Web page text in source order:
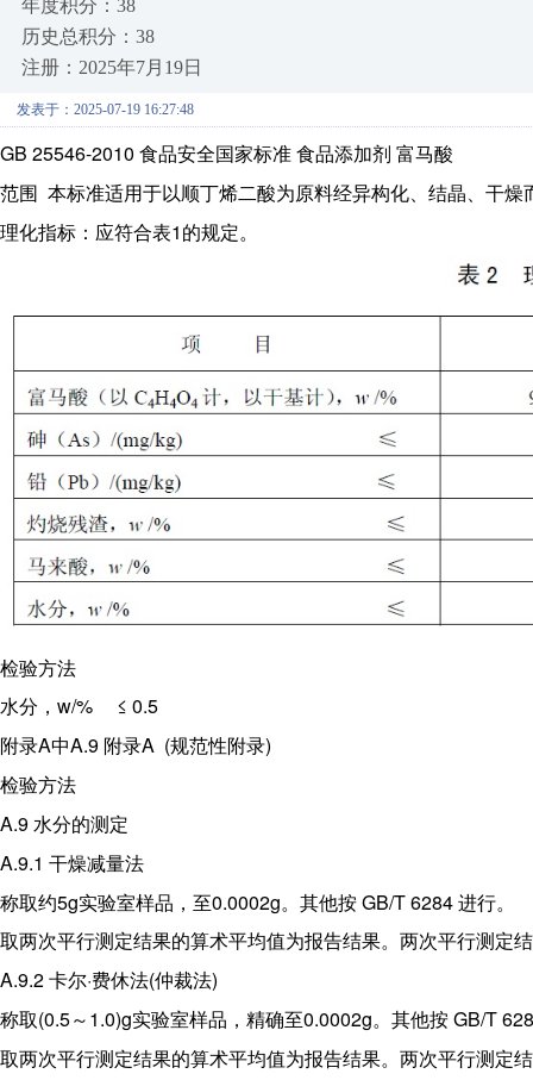
年度积分：38
历史总积分：38
注册：2025年7月19日
发表于：2025-07-19 16:27:48
GB 25546-2010 食品安全国家标准 食品添加剂 富马酸
范围 本标准适用于以顺丁烯二酸为原料经异构化、结晶、干
理化指标：应符合表1的规定。
检验方法
水分，w/% ≤ 0.5
附录A中A.9 附录A (规范性附录)
检验方法
A.9 水分的测定
A.9.1 干燥减量法
称取约5g实验室样品，至0.0002g。其他按 GB/T 6284 进行。
取两次平行测定结果的算术平均值为报告结果。两次平行测定
A.9.2 卡尔·费休法(仲裁法)
称取(0.5～1.0)g实验室样品，精确至0.0002g。其他按 GB/T
取两次平行测定结果的算术平均值为报告结果。两次平行测定